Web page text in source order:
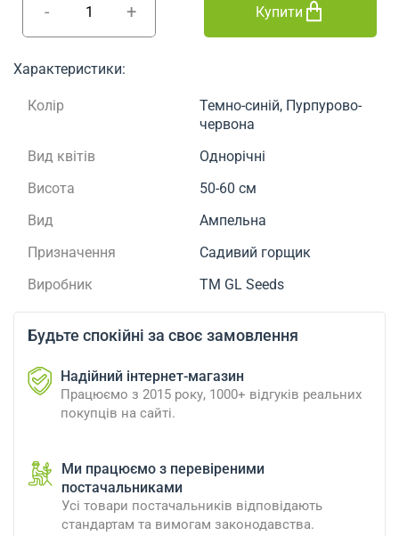
- + Купити
Характеристики:
Колір
Темно-синій, Пурпурово-
червона
Вид квітів
Однорічні
Висота
50-60 см
Вид
Ампельна
Призначення
Садивий горщик
Виробник
ТМ GL Seeds
Будьте спокійні за своє замовлення
Надійний інтернет-магазин
Працюємо з 2015 року, 1000+ відгуків реальних
покупців на сайті.
Ми працюємо з перевіреними
постачальниками
Усі товари постачальників відповідають
стандартам та вимогам законодавства.